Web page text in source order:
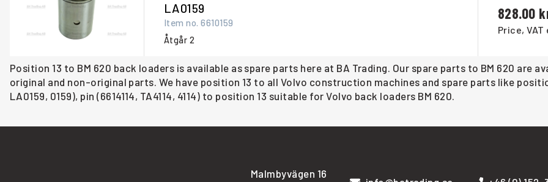
LA0159
Item no.6610159
Åtgår 2
Price, VAT
828.00
Position 13 to BM 620 back loaders is available as spare parts here at BA Trading. Our spare parts to BM 620 are
original and non-original parts. We have position 13 to all Volvo construction machines and spare parts like
LA0159, 0159), pin (6614114, TA4114, 4114) to position 13 suitable for Volvo back loaders BM 620.
Malmbyvägen 16